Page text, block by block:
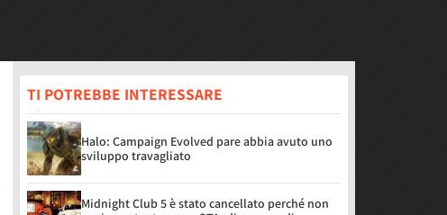
TI POTREBBE INTERESSARE
Halo: Campaign Evolved pare abbia avuto uno
sviluppo travagliato
Midnight Club 5 è stato cancellato perché non